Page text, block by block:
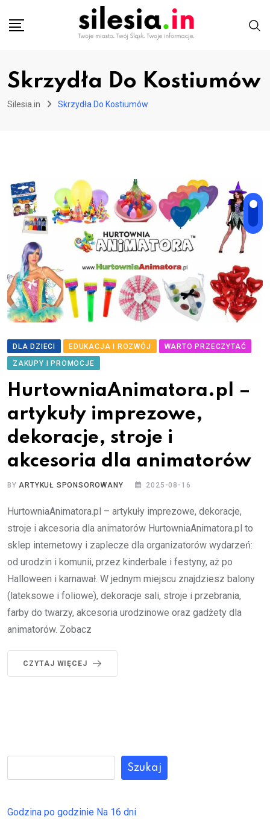
Skrzydła Do Kostiumów
Silesia.in Skrzydła Do Kostiumów
DLA DZIECI EDUKACJA I ROZWÓJ
WARTO PRZECZYTAĆ
ZAKUPY I PROMOCJE
HurtowniaAnimatora.pl –
artykuły imprezowe,
dekoracje, stroje i
akcesoria dla animatorów
BYARTYKUŁ SPONSOROWANY 2025-08-16
HurtowniaAnimatora.pl – artykuły imprezowe, dekoracje,
stroje i akcesoria dla animatorów HurtowniaAnimatora.pl to
sklep internetowy i zaplecze dla organizatorów wydarzeń:
od urodzin i komunii, przez kinderbale i festyny, aż po
Halloween i karnawał. W jednym miejscu znajdziesz balony
(lateksowe i foliowe), dekoracje sali, stroje i przebrania,
farby do twarzy, akcesoria urodzinowe oraz gadżety dla
animatorów. Zobacz
CZYTAJ WIĘCEJ
Szukaj
Godzina po godzinie Na 16 dni